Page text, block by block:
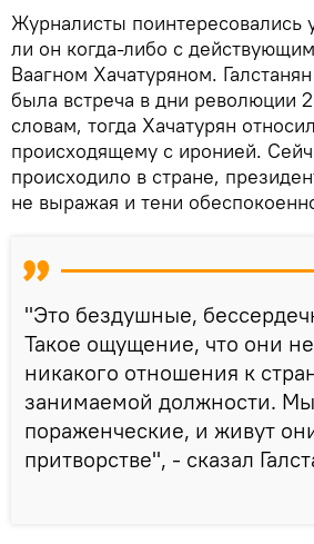
Журналисты поинтересовались
ли он когда-либо с
Ваагном Хачатуряном.
была встреча в дни революции
словам, тогда Хачатурян
происходящему с иронией.
происходило в стране,
не выражая и тени
"Это бездушные,
Такое ощущение, что они
никакого отношения к
занимаемой должности.
пораженческие, и живут
притворстве", - сказал